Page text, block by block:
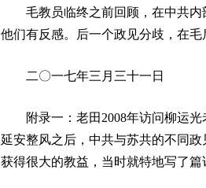
毛教员临终之前回顾，在中共
他们有反感。后一个政见分歧，在
二〇一七年三月三十一日
附录一：老田 2008年访问柳运光
延安整风之后，中共与苏共的不同
获得很大的教益，当时就特地写了篇